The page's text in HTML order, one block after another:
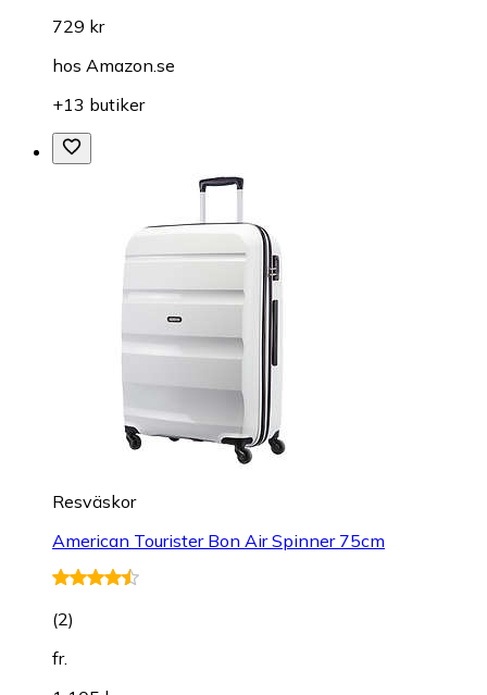
729 kr
hos Amazon.se
+13 butiker
Resväskor
American Tourister Bon Air Spinner 75cm
(2)
fr.